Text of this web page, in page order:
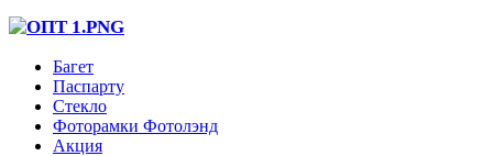
Багет
Паспарту
Стекло
Фоторамки Фотолэнд
Акция